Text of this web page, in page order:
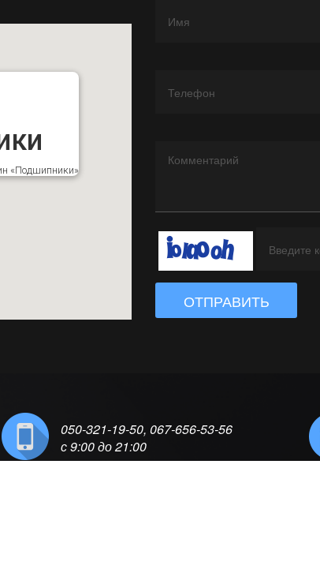
«Подшипники»
ОТПРАВИТЬ
050-321-19-50, 067-656-53-56
с 9:00 до 21:00